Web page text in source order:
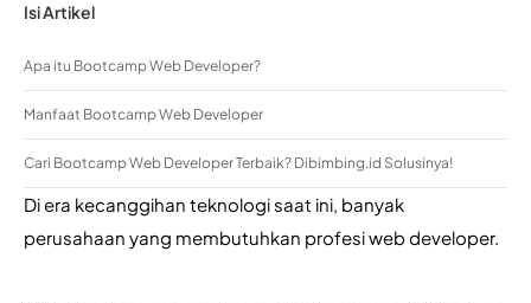
Isi Artikel
Apa itu Bootcamp Web Developer?
Manfaat Bootcamp Web Developer
Cari Bootcamp Web Developer Terbaik? Dibimbing.id Solusinya!
Di era kecanggihan teknologi saat ini, banyak
perusahaan yang membutuhkan profesi web developer.